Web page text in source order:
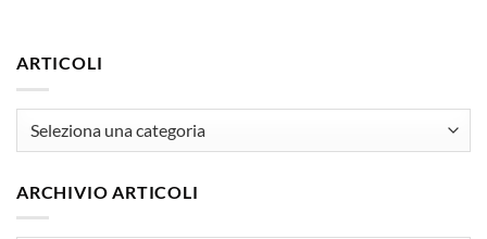
ARTICOLI
ARCHIVIO ARTICOLI